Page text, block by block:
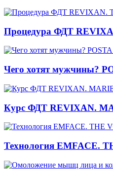
Процедура ФДТ
Чего хотят мужчины?
Курс ФДТ REVIXAN.
Технология EMFACE.